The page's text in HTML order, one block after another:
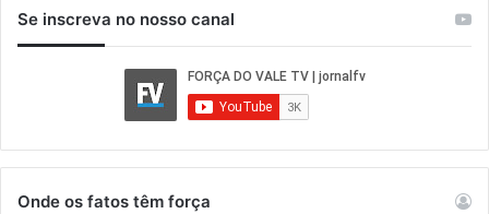
Se inscreva no nosso canal
Onde os fatos têm força